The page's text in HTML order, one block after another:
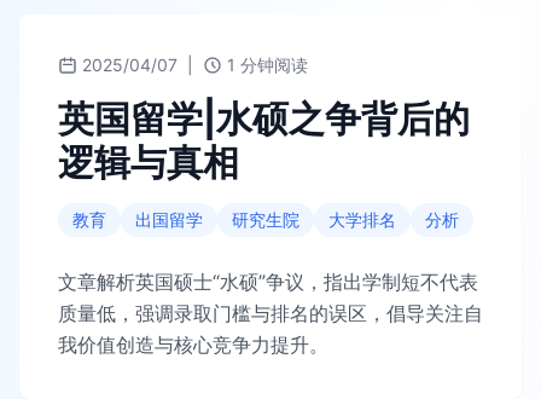
2025/04/07 1 分钟阅读
英国留学|水硕之争背后的
逻辑与真相
教育 出国留学 研究生院 大学排名 分析
文章解析英国硕士“水硕”争议，指出学制短不代表
质量低，强调录取门槛与排名的误区，倡导关注自
我价值创造与核心竞争力提升。